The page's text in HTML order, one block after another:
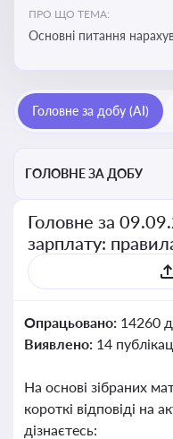
ПРО ЩО ТЕМА:
Основні питання
інформації про можливі
Головне за добу (AI)
ГОЛОВНЕ ЗА ДОБУ
Головне за
зарплату:
Опрацьовано: 14260
Виявлено: 14
На основі зібраних
короткі відповіді на
дізнаєтесь: